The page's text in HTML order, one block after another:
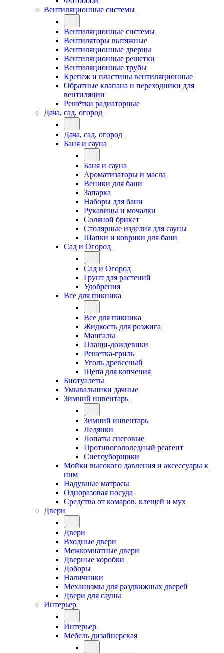
Вентиляционные системы
Вентиляционные системы
Вентиляторы вытяжные
Вентиляционные дверцы
Вентиляционные решетки
Вентиляционные трубы
Крепеж и пластины вентиляционные
Обратные клапана и переходники для
вентиляции
Решётки радиаторные
Дача, сад, огород
Дача, сад, огород
Баня и сауна
Баня и сауна
Ароматизаторы и масла
Веники для бани
Запарка
Наборы для бани
Рукавицы и мочалки
Соляной брикет
Столярные изделия для сауны
Шапки и коврики для бани
Сад и Огород
Сад и Огород
Грунт для растений
Удобрения
Все для пикника
Все для пикника
Жидкость для розжига
Мангалы
Плащи-дождевики
Решетка-гриль
Уголь древесный
Щепа для копчения
Биотуалеты
Умывальники дачные
Зимний инвентарь
Зимний инвентарь
Ледянки
Лопаты снеговые
Противогололедный реагент
Снегоуборщики
Мойки высокого давления и аксессуары к
ним
Надувные матрасы
Одноразовая посуда
Средства от комаров, клещей и мух
Двери
Двери
Входные двери
Межкомнатные двери
Дверные коробки
Доборы
Наличники
Механизмы для раздвижных дверей
Двери для сауны
Интерьер
Интерьер
Мебель дизайнерская